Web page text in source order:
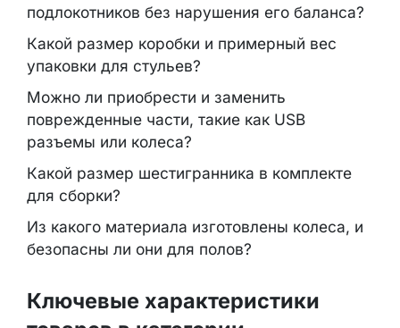
подлокотников без нарушения его баланса?
Какой размер коробки и примерный вес
упаковки для стульев?
Можно ли приобрести и заменить
поврежденные части, такие как USB
разъемы или колеса?
Какой размер шестигранника в комплекте
для сборки?
Из какого материала изготовлены колеса, и
безопасны ли они для полов?
Ключевые характеристики